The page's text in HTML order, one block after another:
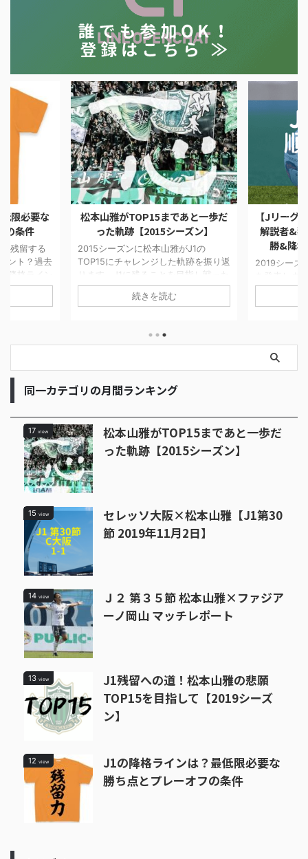
限必要な
の条件
残留する
ント？過去
降格ライン
チーム間の
松本山雅がTOP15まであと一歩だ
った軌跡【2015シーズン】
2015シーズンに松本山雅がJ1の
TOP15にチャレンジした軌跡を振り返
ります。J1に残ることを目指し戦った
4試合を当時の他チームの状況や気持
ちを書いています。最終順位は16位で
続きを読む
【Jリーグ
解説者&
勝&降
2019シーズ
想です。サ
た。ダーク
古屋グラン
同一カテゴリの月間ランキング
17 view
松本山雅がTOP15まであと一歩だ
った軌跡【2015シーズン】
15 view
セレッソ大阪×松本山雅【J1第30
節 2019年11月2日】
14 view
Ｊ２ 第３５節 松本山雅×ファジア
ーノ岡山 マッチレポート
13 view
J1残留への道！松本山雅の悲願
TOP15を目指して【2019シーズ
ン】
12 view
J1の降格ラインは？最低限必要な
勝ち点とプレーオフの条件